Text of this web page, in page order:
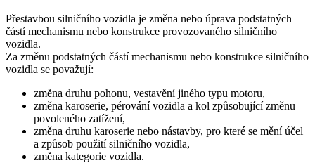
Přestavbou silničního vozidla je změna nebo úprava podstatných
částí mechanismu nebo konstrukce provozovaného silničního
vozidla.
Za změnu podstatných částí mechanismu nebo konstrukce silničního
vozidla se považují:
změna druhu pohonu, vestavění jiného typu motoru,
změna karoserie, pérování vozidla a kol způsobující změnu
povoleného zatížení,
změna druhu karoserie nebo nástavby, pro které se mění účel
a způsob použití silničního vozidla,
změna kategorie vozidla.